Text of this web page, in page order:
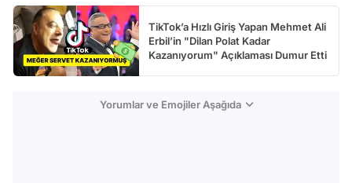
TikTok’a Hızlı Giriş Yapan Mehmet Ali
Erbil’in "Dilan Polat Kadar
Kazanıyorum" Açıklaması Dumur Etti
Yorumlar ve Emojiler Aşağıda